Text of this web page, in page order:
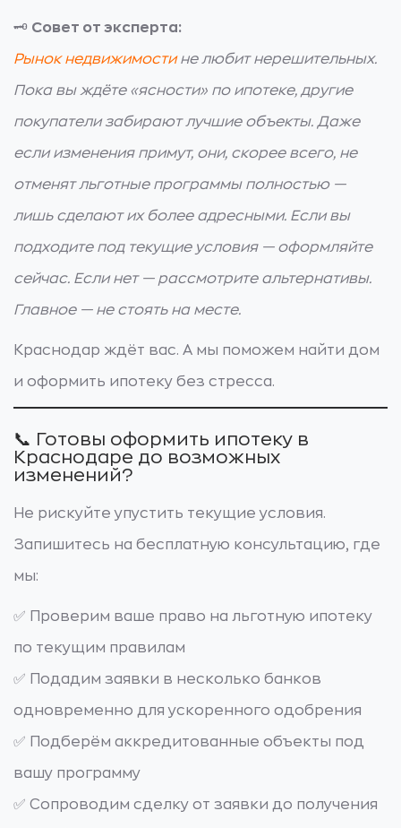
🗝️ Совет от эксперта:
Рынок недвижимостине любит нерешительных.
Пока вы ждёте «ясности» по ипотеке, другие
покупатели забирают лучшие объекты. Даже
если изменения примут, они, скорее всего, не
отменят льготные программы полностью —
лишь сделают их более адресными. Если вы
подходите под текущие условия — оформляйте
сейчас. Если нет — рассмотрите альтернативы.
Главное — не стоять на месте.
Краснодар ждёт вас. А мы поможем найти дом
и оформить ипотеку без стресса.
📞 Готовы оформить ипотеку в
Краснодаре до возможных
изменений?
Не рискуйте упустить текущие условия.
Запишитесь на бесплатную консультацию, где
мы:
✅ Проверим ваше право на льготную ипотеку
по текущим правилам
✅ Подадим заявки в несколько банков
одновременно для ускоренного одобрения
✅ Подберём аккредитованные объекты под
вашу программу
✅ Сопроводим сделку от заявки до получения